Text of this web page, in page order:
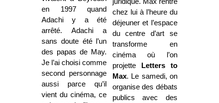
en 1997 quand
Adachi y a été
arrêté. Adachi a
sans doute été l’un
des papas de May.
Je l’ai choisi comme
second personnage
aussi parce qu’il
vient du cinéma, ce
chez lui à l’heure du
déjeuner et l’espace
du centre d’art se
transforme en
cinéma où l’on
projette Letters to
Max. Le samedi, on
organise des débats
publics avec des